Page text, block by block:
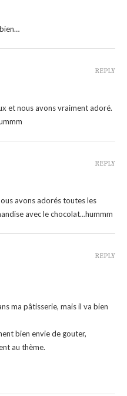
et nous avons vraiment adoré.
REPLY
avons adorés toutes les
avec le chocolat…hummm
REPLY
ma pâtisserie, mais il va bien
bien envie de gouter,
au thème.
REPLY